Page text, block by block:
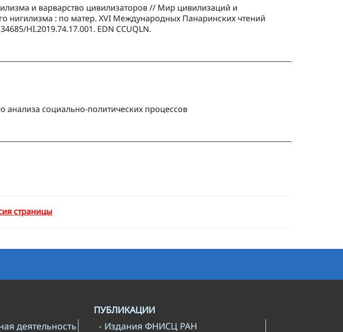
и варварство цивилизаторов // Мир цивилизаций и
нигилизма : по матер. XVI Международных Панаринских чтений
HI.2019.74.17.001. EDN CCUQLN.
анализа социально-политических процессов
страницы
деятельность
ПУБЛИКАЦИИ
- Издания ФНИСЦ РАН